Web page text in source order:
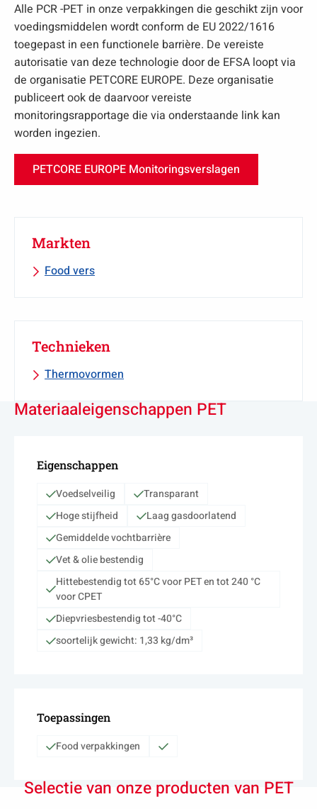
Alle PCR -PET in onze verpakkingen die geschikt zijn voor
voedingsmiddelen wordt conform de EU 2022/1616
toegepast in een functionele barrière. De vereiste
autorisatie van deze technologie door de EFSA loopt via
de organisatie PETCORE EUROPE. Deze organisatie
publiceert ook de daarvoor vereiste
monitoringsrapportage die via onderstaande link kan
worden ingezien.
PETCORE EUROPE Monitoringsverslagen
Markten
Food vers
Technieken
Thermovormen
Materiaaleigenschappen PET
Eigenschappen
Voedselveilig
Transparant
Hoge stijfheid
Laag gasdoorlatend
Gemiddelde vochtbarrière
Vet & olie bestendig
Hittebestendig tot 65°C voor PET en tot 240 °C
voor CPET
Diepvriesbestendig tot -40°C
soortelijk gewicht: 1,33 kg/dm³
Toepassingen
Food verpakkingen
Selectie van onze producten van PET